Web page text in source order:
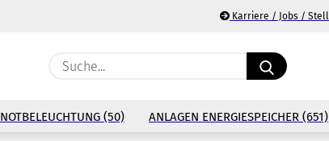
Karriere / Jobs /
Suche...
NOTBELEUCHTUNG (50) ANLAGEN ENERGIESPEICHER (651)